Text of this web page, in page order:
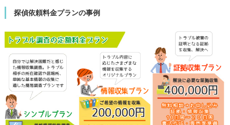
探偵依頼料金プランの事例